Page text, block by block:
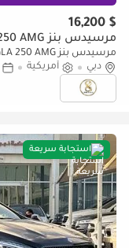
$ 16,200
مرسيدس بنز GLA 250 AMG
مرسيدس بنز GLA 250 AMG
دبي
أمريكية
استجابة سريعة